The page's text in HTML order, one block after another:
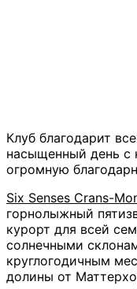
Клуб благодарит
насыщенный день
огромную
Six Senses Crans-
горнолыжный
курорт для всей
солнечными
круглогодичным
долины от